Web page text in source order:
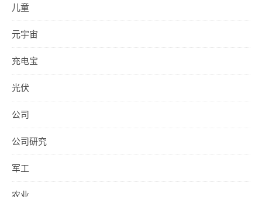
儿童
元宇宙
充电宝
光伏
公司
公司研究
军工
农业